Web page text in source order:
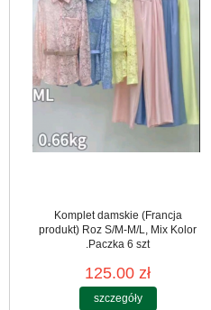
Komplet damskie (Francja
produkt) Roz S/M-M/L, Mix Kolor
.Paczka 6 szt
125.00 zł
szczegóły